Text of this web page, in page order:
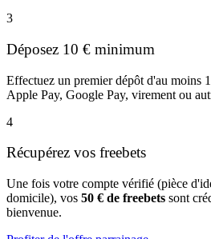
3
Déposez 10 € minimum
Effectuez un premier dépôt d'au moins
Apple Pay, Google Pay, virement ou
4
Récupérez vos freebets
Une fois votre compte vérifié (pièce
domicile), vos 50 € de freebets sont
bienvenue.